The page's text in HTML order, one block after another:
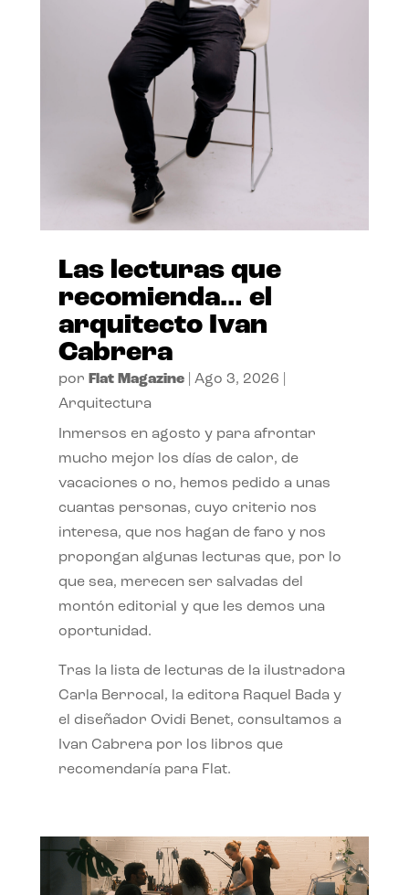
Las lecturas que
recomienda… el
arquitecto Ivan
Cabrera
por Flat Magazine| Ago 3, 2026
Arquitectura
Inmersos en agosto y para afrontar
mucho mejor los días de calor, de
vacaciones o no, hemos pedido a unas
cuantas personas, cuyo criterio nos
interesa, que nos hagan de faro y nos
propongan algunas lecturas que, por lo
que sea, merecen ser salvadas del
montón editorial y que les demos una
oportunidad.
Tras la lista de lecturas de la ilustradora
Carla Berrocal, la editora Raquel Bada y
el diseñador Ovidi Benet, consultamos a
Ivan Cabrera por los libros que
recomendaría para Flat.